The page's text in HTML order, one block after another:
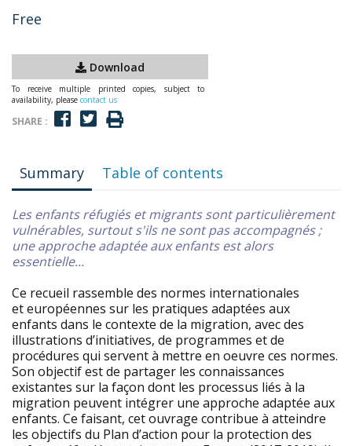
Free
Download
To receive multiple printed copies, subject to
availability, please contact us
SHARE :
Summary Table of contents
Les enfants réfugiés et migrants sont particulièrement
vulnérables, surtout s'ils ne sont pas accompagnés ;
une approche adaptée aux enfants est alors
essentielle...
Ce recueil rassemble des normes internationales
et européennes sur les pratiques adaptées aux
enfants dans le contexte de la migration, avec des
illustrations d’initiatives, de programmes et de
procédures qui servent à mettre en oeuvre ces normes.
Son objectif est de partager les connaissances
existantes sur la façon dont les processus liés à la
migration peuvent intégrer une approche adaptée aux
enfants. Ce faisant, cet ouvrage contribue à atteindre
les objectifs du Plan d’action pour la protection des